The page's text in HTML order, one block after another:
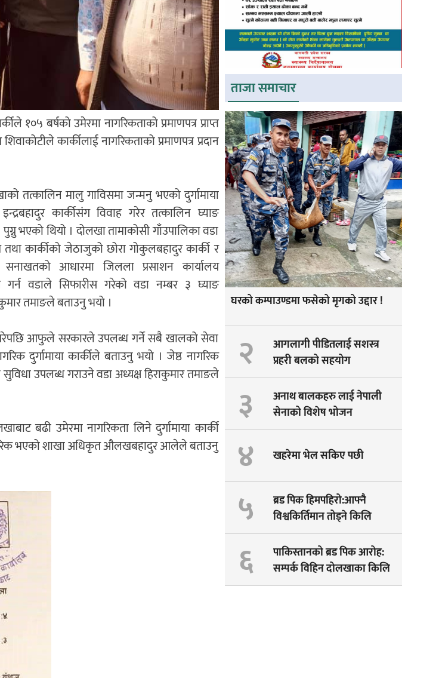
१०५ बर्षको उमेरमा नागरिकताको प्रमाणपत्र प्राप्त
कार्कीलाई नागरिकताको प्रमाणपत्र प्रदान
तत्कालिन मालु गाविसमा जन्मनु भएको दुर्गामाया
कार्कीसंग विवाह गरेर तत्कालिन घ्याङ
भएको थियो । दोलखा तामाकोसी गाँउपालिका वडा
कार्कीको जेठाजुको छोरा गोकुलबहादुर कार्की र
सनाखतको आधारमा जिलला प्रसाशन कार्यालय
गर्न वडाले सिफारीस गरेको वडा नम्बर ३ घ्याङ
तमाङले बताउनु भयो ।
गरेपछि आफुले सरकारले उपलब्ध गर्ने सबै खालको सेवा
दुर्गामाया कार्कीले बताउनु भयो । जेष्ठ नागरिक
उपलब्ध गराउने वडा अध्यक्ष हिराकुमार तमाङले
बढी उमेरमा नागरिकता लिने दुर्गामाया कार्की
भएको शाखा अधिकृत औलखबहादुर आलेले बताउनु
ताजा समाचार
घरको कम्पाउण्डमा फसेको मृगको उद्दार !
२
आगलागी पीडितलाई सशस्त्र
प्रहरी बलको सहयोग
३
अनाथ बालकहरु लाई नेपाली
सेनाको विशेष भोजन
४ खहरेमा भेल सकिए पछी
५
ब्रड पिक हिमपहिरो:आफ्नै
विश्वकिर्तिमान तोड्ने किलि
पेम्बाको सपना अधुरै !
६
पाकिस्तानको ब्रड पिक आरोह‌‌:
सम्पर्क विहिन दोलखाका किलि
पेम्बाको शव भेटियो